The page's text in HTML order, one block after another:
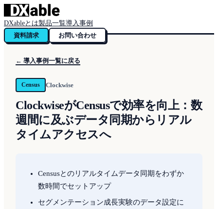
DXableとは製品一覧導入事例
資料請求
お問い合わせ
← 導入事例一覧に戻る
Census Clockwise
ClockwiseがCensusで効率を向上：数
週間に及ぶデータ同期からリアル
タイムアクセスへ
Censusとのリアルタイムデータ同期をわずか
数時間でセットアップ
セグメンテーション成長実験のデータ設定に